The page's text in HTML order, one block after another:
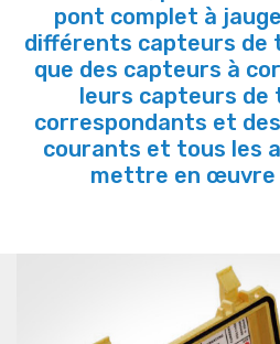
pont complet à
différents capteurs de
que des capteurs à
leurs capteurs
correspondants et
courants et tous les
mettre en œuvre